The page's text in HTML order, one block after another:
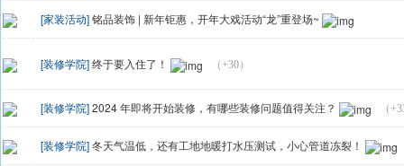
[家装活动]铭品装饰 | 新年钜惠，开年大戏活动“龙”重登场~
[装修学院]终于要入住了！ （+30）
[装修学院]2024 年即将开始装修，有哪些装修问题值得关注？ （
[装修学院]冬天气温低，还有工地地暖打水压测试，小心管道冻裂！